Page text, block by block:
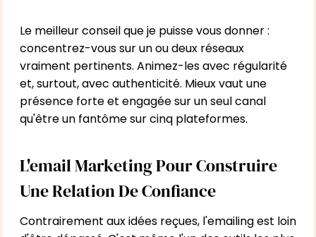
Le meilleur conseil que je puisse vous donner :
concentrez-vous sur un ou deux réseaux
vraiment pertinents. Animez-les avec régularité
et, surtout, avec authenticité. Mieux vaut une
présence forte et engagée sur un seul canal
qu'être un fantôme sur cinq plateformes.
L'email Marketing Pour Construire
Une Relation De Confiance
Contrairement aux idées reçues, l'emailing est loin